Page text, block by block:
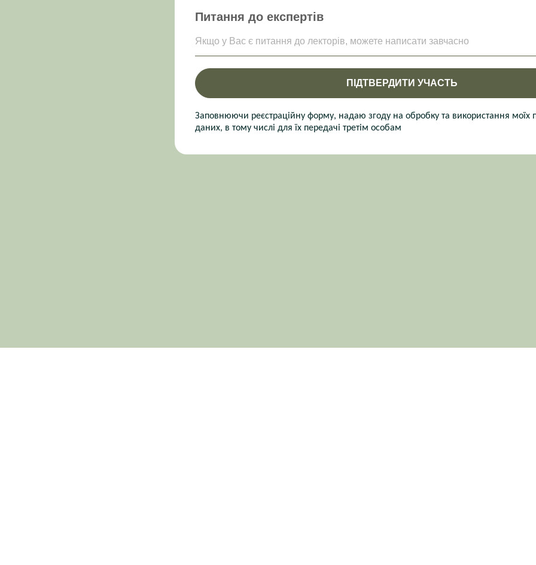
Питання до експертів
Якщо у Вас є питання до лекторів, можете написати завчасно
ПІДТВЕРДИТИ УЧАСТЬ
Заповнюючи реєстраційну форму, надаю згоду на обробку та використання моїх
даних, в тому числі для їх передачі третім особам